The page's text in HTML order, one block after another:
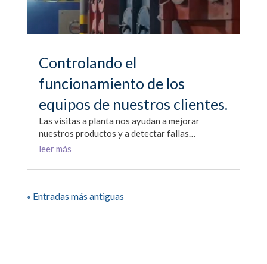
Controlando el
funcionamiento de los
equipos de nuestros clientes.
Las visitas a planta nos ayudan a mejorar
nuestros productos y a detectar fallas…
leer más
« Entradas más antiguas